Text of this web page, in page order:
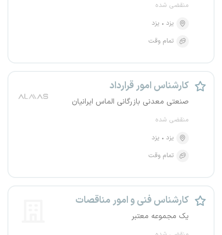
منقضی شده
یزد
یزد
تمام وقت
کارشناس امور قرارداد
صنعتی معدنی بازرگانی الماس ایرانیان
منقضی شده
یزد
یزد
تمام وقت
کارشناس فنی و امور مناقصات
یک مجموعه معتبر